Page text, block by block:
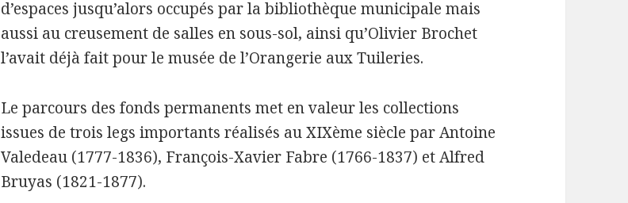
d’espaces jusqu’alors occupés par la bibliothèque municipale mais
aussi au creusement de salles en sous-sol, ainsi qu’Olivier Brochet
l’avait déjà fait pour le musée de l’Orangerie aux Tuileries.
Le parcours des fonds permanents met en valeur les collections
issues de trois legs importants réalisés au XIXème siècle par Antoine
Valedeau (1777-1836), François-Xavier Fabre (1766-1837) et Alfred
Bruyas (1821-1877).